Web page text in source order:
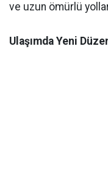
ve uzun ömürlü
Ulaşımda Yeni